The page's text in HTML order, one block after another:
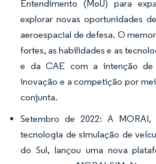
Entendimento (MoU) para
explorar novas oportunidades
aeroespacial de defesa. O
fortes, as habilidades e as
e da CAE com a intenção de
inovação e a competição por
conjunta.
Setembro de 2022: A MORAI,
tecnologia de simulação de
do Sul, lançou uma nova